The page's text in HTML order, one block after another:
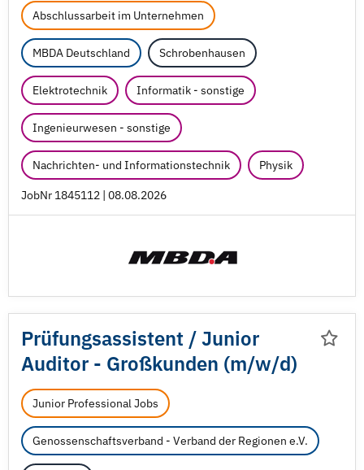
Abschlussarbeit im Unternehmen
MBDA Deutschland Schrobenhausen
Elektrotechnik Informatik - sonstige
Ingenieurwesen - sonstige
Nachrichten- und Informationstechnik Physik
JobNr 1845112 | 08.08.2026
Prüfungsassistent /Junior
Auditor - Großkunden (m/w/d)
Junior Professional Jobs
Genossenschaftsverband - Verband der Regionen e.V.